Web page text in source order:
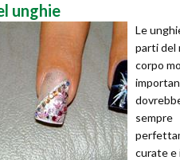
unghie
Le
parti del
corpo
sempre
curate e